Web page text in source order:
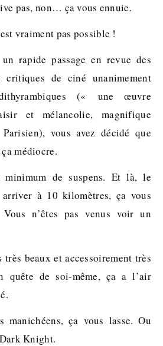
pas, non… ça vous ennuie.
vraiment pas possible !
rapide passage en revue des
critiques de ciné unanimement
(« une œuvre
et mélancolie, magnifique
vous avez décidé que
médiocre.
de suspens. Et là, le
à 10 kilomètres, ça vous
n’êtes pas venus voir un
beaux et accessoirement très
quête de soi-même, ça a l’air
manichéens, ça vous lasse. Ou
Knight.